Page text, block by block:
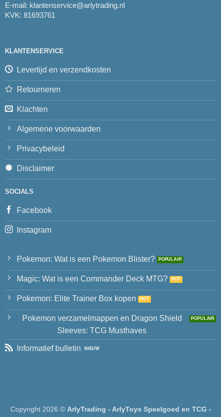
E-mail: klantenservice@arlytrading.nl
KVK: 81693761
KLANTENSERVICE
Levertijd en verzendkosten
Retourneren
Klachten
Algemene voorwaarden
Privacybeleid
Disclaimer
SOCIALS
Facebook
Instagram
Pokemon: Wat is een Pokemon Blister?
Magic: Wat is een Commander Deck MTG?
Pokemon: Elite Trainer Box kopen
Pokemon verzamelmappen en Dragon Shield
Sleeves: TCG Musthaves
Informatief bulletin
Copyright 2026 © ArlyTrading - ArlyToys Speelgoed en TCG -